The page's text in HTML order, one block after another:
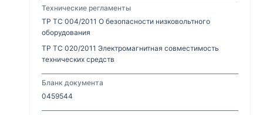
Технические регламенты
ТР ТС 004/2011 О безопасности низковольтного
оборудования
ТР ТС 020/2011 Электромагнитная совместимость
технических средств
Бланк документа
0459544